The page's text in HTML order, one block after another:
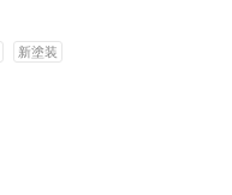
新塗装